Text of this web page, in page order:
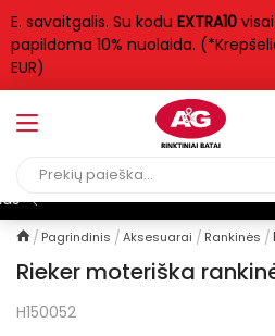
E. savaitgalis. Su kodu EXTRA10
papildoma 10% nuolaida.
EUR)
Nemokamas
Pagrindinis Aksesuarai Rankinės
Rieker moteriška
H150052